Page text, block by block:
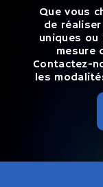
Que vous
de
uniques
mesure
Contactez-
les